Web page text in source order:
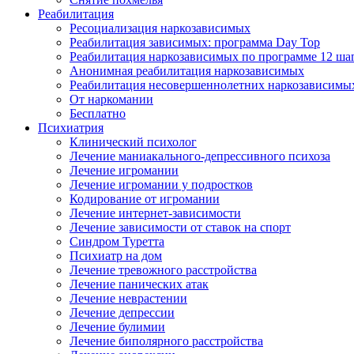
Реабилитация
Ресоциализация наркозависимых
Реабилитация зависимых: программа Day Top
Реабилитация наркозависимых по программе 12
Анонимная реабилитация наркозависимых
Реабилитация несовершеннолетних
От наркомании
Бесплатно
Психиатрия
Клинический психолог
Лечение маниакального-депрессивного психоза
Лечение игромании
Лечение игромании у подростков
Кодирование от игромании
Лечение интернет-зависимости
Лечение зависимости от ставок на спорт
Синдром Туретта
Психиатр на дом
Лечение тревожного расстройства
Лечение панических атак
Лечение неврастении
Лечение депрессии
Лечение булимии
Лечение биполярного расстройства